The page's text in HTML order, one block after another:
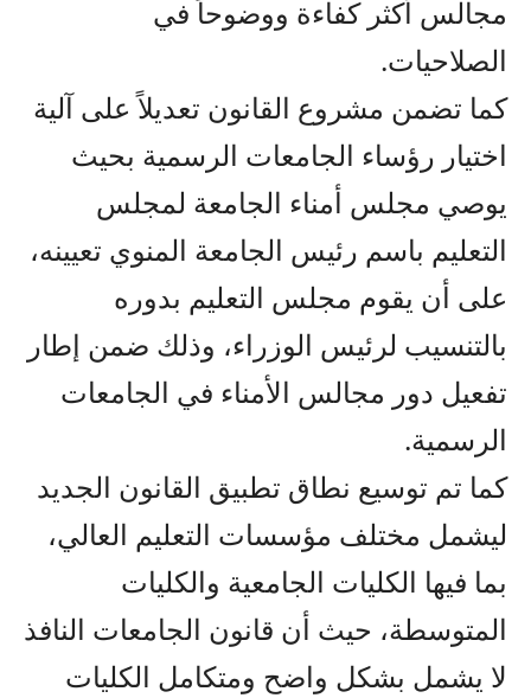
مجالس أكثر كفاءة ووضوحاً في
الصلاحيات.
كما تضمن مشروع القانون تعديلاً على آلية
اختيار رؤساء الجامعات الرسمية بحيث
يوصي مجلس أمناء الجامعة لمجلس
التعليم باسم رئيس الجامعة المنوي تعيينه،
على أن يقوم مجلس التعليم بدوره
بالتنسيب لرئيس الوزراء، وذلك ضمن إطار
تفعيل دور مجالس الأمناء في الجامعات
الرسمية.
كما تم توسيع نطاق تطبيق القانون الجديد
ليشمل مختلف مؤسسات التعليم العالي،
بما فيها الكليات الجامعية والكليات
المتوسطة، حيث أن قانون الجامعات النافذ
لا يشمل بشكل واضح ومتكامل الكليات